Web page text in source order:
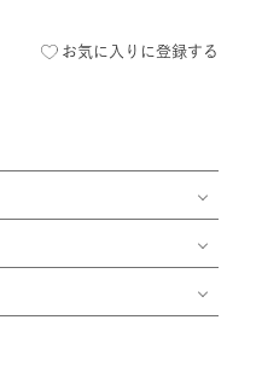
お気に入りに登録する